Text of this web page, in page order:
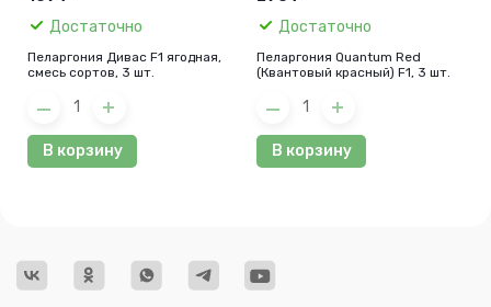
Достаточно
Пеларгония Дивас F1 ягодная,
смесь сортов, 3 шт.
В корзину
Достаточно
Пеларгония Quantum Red
(Квантовый красный) F1, 3 шт.
В корзину